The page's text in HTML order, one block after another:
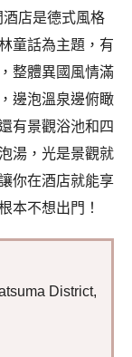
酒店是德式風格
童話為主題，有
整體異國風情滿
邊泡溫泉邊俯瞰
有景觀浴池和四
湯，光是景觀就
你在酒店就能享
本不想出門！
District,